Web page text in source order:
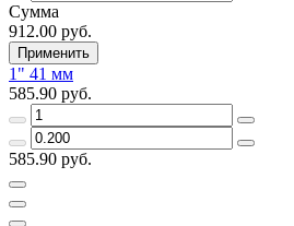
Сумма
912.00 руб.
Применить
1" 41 мм
585.90 руб.
585.90 руб.